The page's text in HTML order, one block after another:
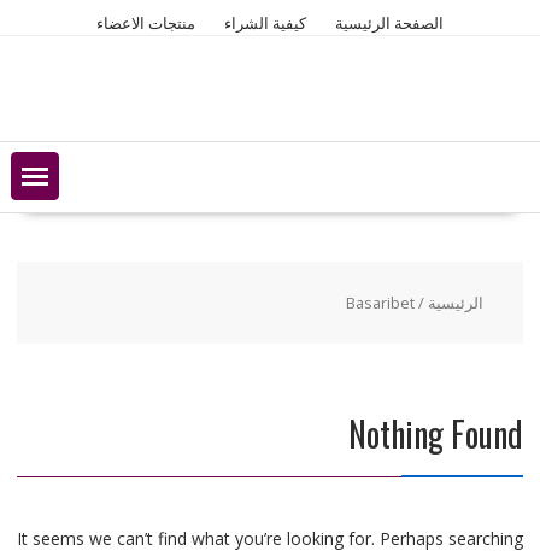
الصفحة الرئيسية كيفية الشراء منتجات الاعضاء
الرئيسية / Basaribet
Nothing Found
It seems we can’t find what you’re looking for. Perhaps searching